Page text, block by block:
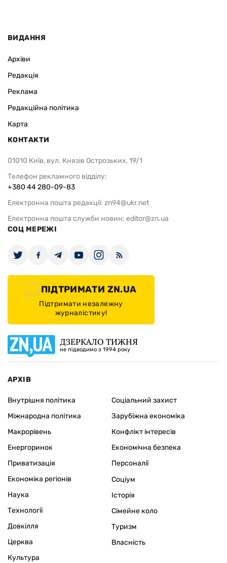
ВИДАННЯ
Архіви
Редакція
Реклама
Редакційна політика
Карта
КОНТАКТИ
01010 Київ, вул. Князів Острозьких, 19/1
Телефон рекламного відділу:
+380 44 280-09-83
Електронна пошта редакції: zn94@ukr.net
Електронна пошта служби новин: editor@zn.ua
СОЦ МЕРЕЖІ
ПІДТРИМАТИ ZN.UA
Підтримати незалежну
журналістику!
ДЗЕРКАЛО ТИЖНЯ
не підводимо з 1994 року
АРХІВ
Внутрішня політика
Міжнародна політика
Макрорівень
Енергоринок
Приватизація
Економіка регіонів
Соціальний захист
Зарубіжна економіка
Конфлікт інтересів
Економічна безпека
Персоналії
Наука
Технології
Довкілля
Церква
Культура
Соціум
Історія
Сімейне коло
Туризм
Власність